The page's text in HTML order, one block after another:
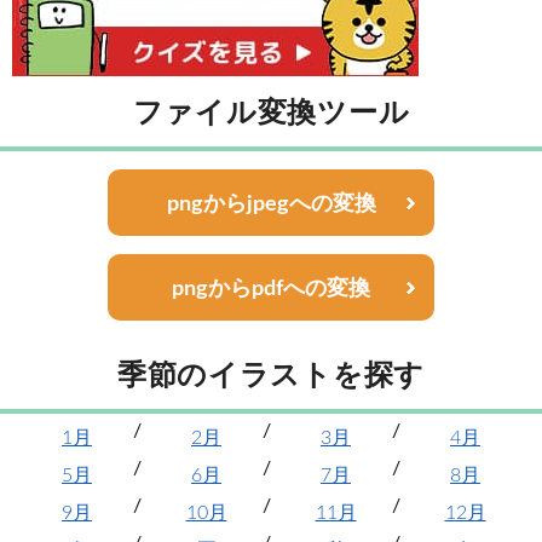
ファイル変換ツール
pngからjpegへの変換
pngからpdfへの変換
季節のイラストを探す
1月 2月 3月
4月
5月
6月 7月
8月
9月
10月 11月
12月